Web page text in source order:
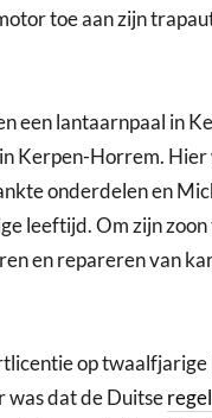
toe aan zijn
een lantaarnpaal in
Kerpen-Horrem.
onderdelen en
leeftijd. Om zijn
en repareren van
op
was dat de Duitse